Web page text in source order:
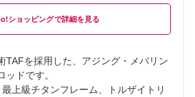
ショッピング
TAFを採用した、アジング・メバリン
ッドです。
上級チタンフレーム、トルザイトリ